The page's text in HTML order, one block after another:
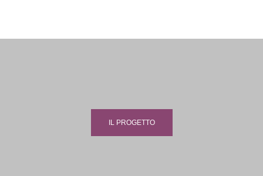
IL PROGETTO